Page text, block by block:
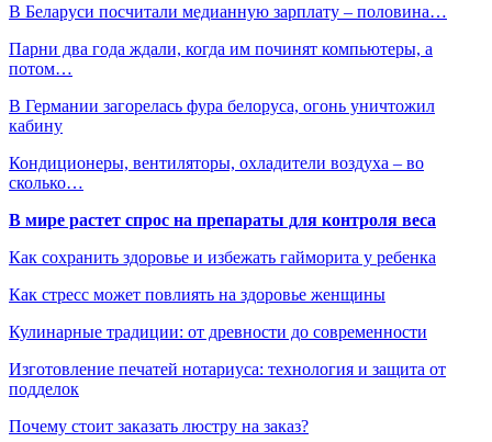
В Беларуси посчитали медианную зарплату – половина…
Парни два года ждали, когда им починят компьютеры, а
потом…
В Германии загорелась фура белоруса, огонь уничтожил
кабину
Кондиционеры, вентиляторы, охладители воздуха – во
сколько…
В мире растет спрос на препараты для контроля веса
Как сохранить здоровье и избежать гайморита у ребенка
Как стресс может повлиять на здоровье женщины
Кулинарные традиции: от древности до современности
Изготовление печатей нотариуса: технология и защита от
подделок
Почему стоит заказать люстру на заказ?